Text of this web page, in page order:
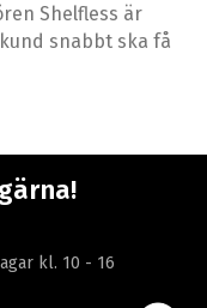
Shelfless är
snabbt ska få
kl. 10 - 16